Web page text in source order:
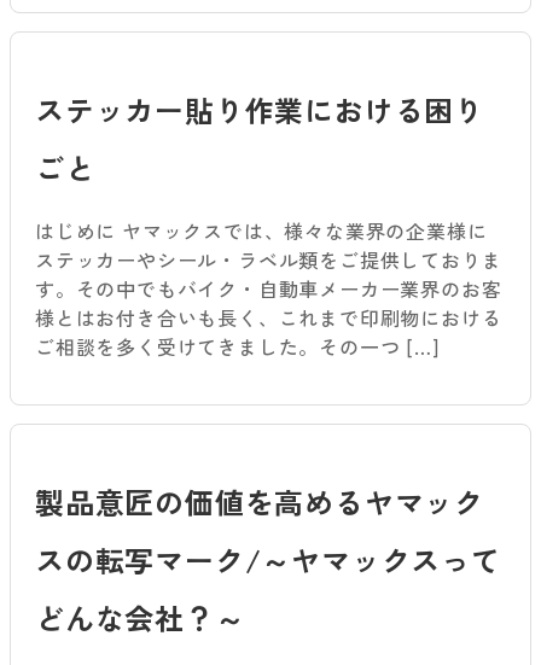
ステッカー貼り作業における困り
ごと
はじめに ヤマックスでは、様々な業界の企業様に
ステッカーやシール・ラベル類をご提供しておりま
す。その中でもバイク・自動車メーカー業界のお客
様とはお付き合いも長く、これまで印刷物における
ご相談を多く受けてきました。その一つ […]
製品意匠の価値を高めるヤマック
スの転写マーク/～ヤマックスって
どんな会社？～